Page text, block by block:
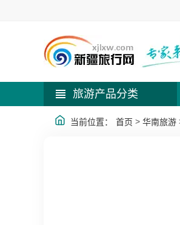
旅游产品分类
当前位置： 首页 > 华南旅游